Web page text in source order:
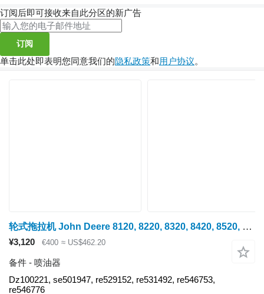
订阅后即可接收来自此分区的新广告
订阅
单击此处即表明您同意我们的隐私政策和用户协议。
轮式拖拉机 John Deere 8120, 8220, 8320, 8420, 8520, 8130 ta in. 的 喷油器 John Deere DZ10221, RE547828 Dz100221
¥3,120 €400 ≈ US$462.20
备件 - 喷油器
Dz100221, se501947, re529152, re531492, re546753,
re546776